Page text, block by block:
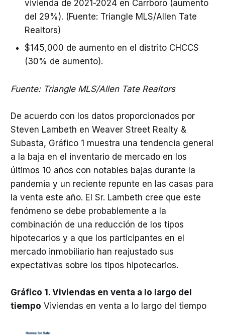
vivienda de 2021-2024 en Carrboro (aumento
del 29%). (Fuente: Triangle MLS/Allen Tate
Realtors)
$145,000 de aumento en el distrito CHCCS
(30% de aumento).
Fuente: Triangle MLS/Allen Tate Realtors
De acuerdo con los datos proporcionados por
Steven Lambeth en Weaver Street Realty &
Subasta, Gráfico 1 muestra una tendencia general
a la baja en el inventario de mercado en los
últimos 10 años con notables bajas durante la
pandemia y un reciente repunte en las casas para
la venta este año. El Sr. Lambeth cree que este
fenómeno se debe probablemente a la
combinación de una reducción de los tipos
hipotecarios y a que los participantes en el
mercado inmobiliario han reajustado sus
expectativas sobre los tipos hipotecarios.
Gráfico 1. Viviendas en venta a lo largo del
tiempo Viviendas en venta a lo largo del tiempo